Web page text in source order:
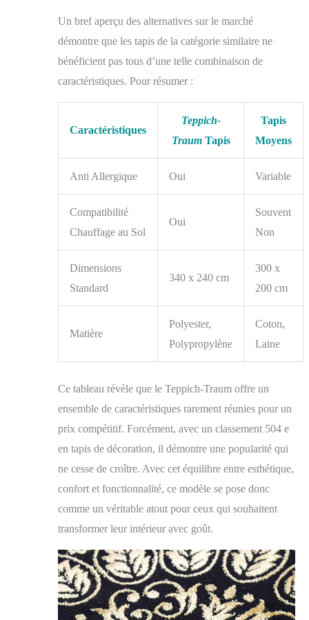
Un bref aperçu des alternatives sur le marché
démontre que les tapis de la catégorie similaire ne
bénéficient pas tous d’une telle combinaison de
caractéristiques. Pour résumer :
Caractéristiques
Teppich-
TraumTapis
Tapis
Moyens
Anti Allergique Oui Variable
Compatibilité
Chauffage au Sol
Oui
Souvent
Non
Dimensions
Standard
340 x 240 cm
300 x
200 cm
Matière
Polyester,
Polypropylène
Coton,
Laine
Ce tableau révèle que le Teppich-Traum offre un
ensemble de caractéristiques rarement réunies pour un
prix compétitif. Forcément, avec un classement 504 e
en tapis de décoration, il démontre une popularité qui
ne cesse de croître. Avec cet équilibre entre esthétique,
confort et fonctionnalité, ce modèle se pose donc
comme un véritable atout pour ceux qui souhaitent
transformer leur intérieur avec goût.